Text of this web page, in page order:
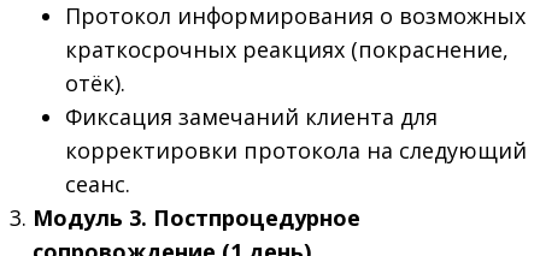
Протокол информирования о возможных
краткосрочных реакциях (покраснение,
отёк).
Фиксация замечаний клиента для
корректировки протокола на следующий
сеанс.
Модуль 3. Постпроцедурное